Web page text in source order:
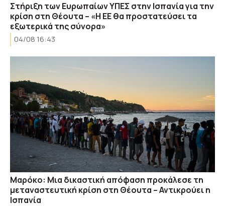
Στήριξη των Ευρωπαίων ΥΠΕΣ στην Ισπανία για την
κρίση στη Θέουτα – «Η ΕΕ θα προστατεύσει τα
εξωτερικά της σύνορα»
04/08 16:43
Μαρόκο: Μια δικαστική απόφαση προκάλεσε τη
μεταναστευτική κρίση στη Θέουτα – Αντικρούει η
Ισπανία